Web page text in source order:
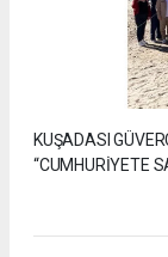
KUŞADASI
“CUMHURİYETE